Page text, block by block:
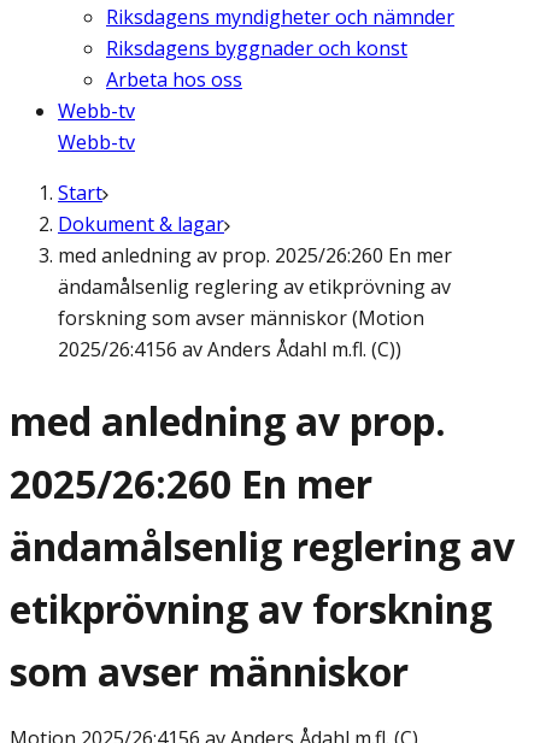
Riksdagens myndigheter och nämnder
Riksdagens byggnader och konst
Arbeta hos oss
Webb-tv
Webb-tv
Start
Dokument & lagar
med anledning av prop. 2025/26:260 En mer
ändamålsenlig reglering av etikprövning av
forskning som avser människor (Motion
2025/26:4156 av Anders Ådahl m.fl. (C))
med anledning av prop.
2025/26:260 En mer
ändamålsenlig reglering av
etikprövning av forskning
som avser människor